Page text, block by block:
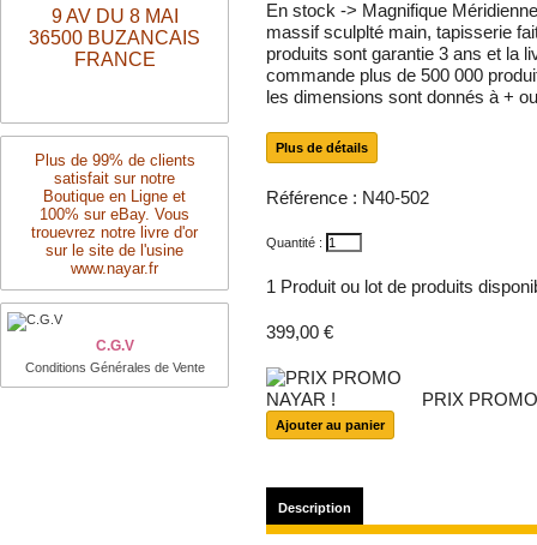
9 AV DU 8 MAI
36500 BUZANCAIS
FRANCE
Plus de 99% de clients
satisfait sur notre
Boutique en Ligne et
100% sur eBay. Vous
trouevrez notre livre d'or
sur le site de l'usine
www.nayar.fr
C.G.V
Conditions Générales de Vente
En stock -> Magnifique
massif sculplté main, tapisserie
produits sont garantie 3 ans et la
commande plus de 500 000
les dimensions sont donnés à +
Plus de détails
Référence : N40-502
Quantité :
1 Produit ou lot de produits
399,00 €
PRIX
Description